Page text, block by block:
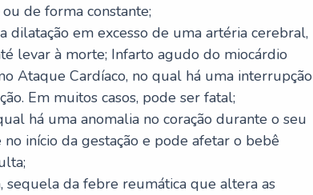
de forma constante;
dilatação em excesso de uma artéria cerebral,
levar à morte; Infarto agudo do miocárdio
Ataque Cardíaco, no qual há uma interrupção
Em muitos casos, pode ser fatal;
há uma anomalia no coração durante o seu
início da gestação e pode afetar o bebê
sequela da febre reumática que altera as